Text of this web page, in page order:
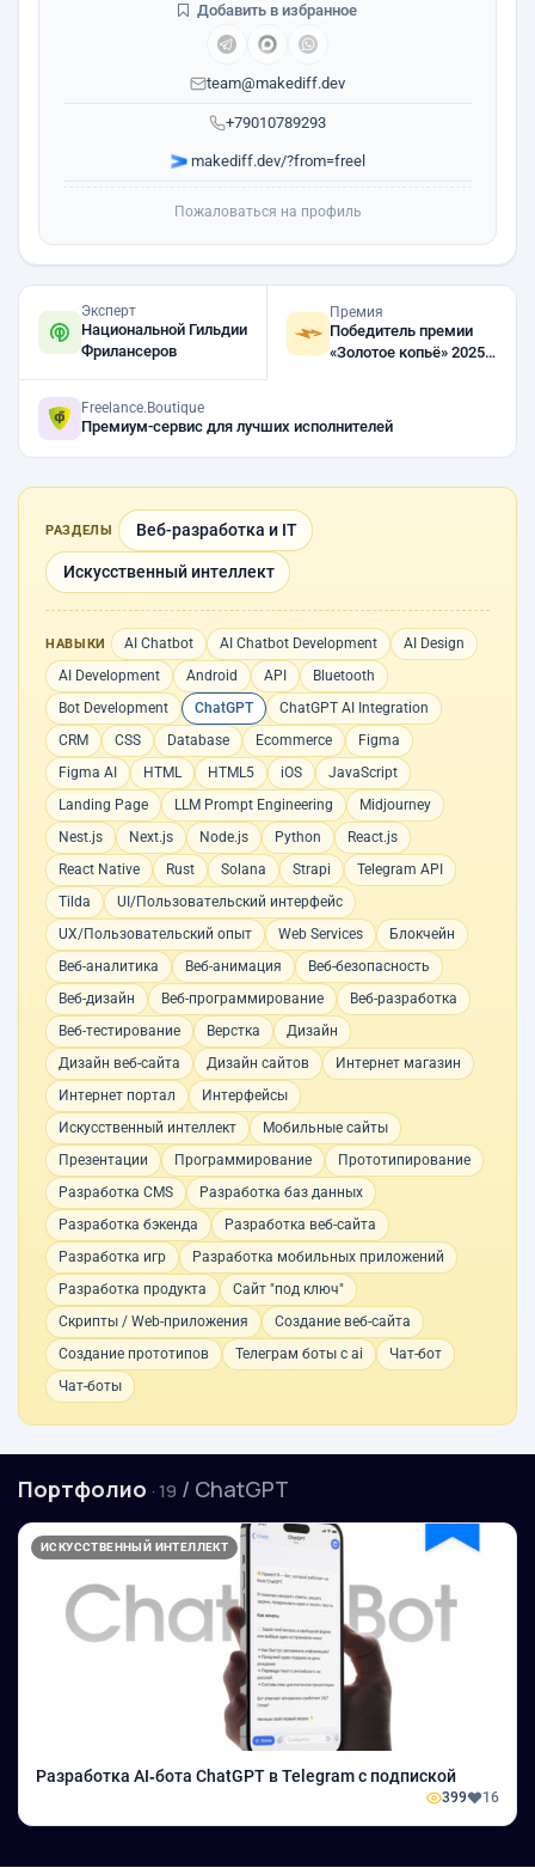
+79010789293
team@makediff.dev
makediff.dev/?from=freel
Добавить в избранное
Пожаловаться на профиль
Эксперт
Национальной Гильдии
Фрилансеров
Премия
Победитель премии
«Золотое копьё» 2025,
Freelance.Boutique
Премиум-сервис для лучших исполнителей
РАЗДЕЛЫ Веб-разработка и IT
Искусственный интеллект
НАВЫКИ AI Chatbot AI Chatbot Development
AI Design
AI Development
Android API
Bluetooth
Bot Development
ChatGPT
ChatGPT AI Integration
CRM
CSS Database Ecommerce
Figma
Figma AI
HTML HTML5 iOS
JavaScript
Landing Page
LLM Prompt Engineering
Midjourney
Nest.js
Next.js Node.js Python
React.js
React Native
Rust Solana Strapi
Telegram API
Tilda
UI/Пользовательский интерфейс
UX/Пользовательский опыт
Web Services
Блокчейн
Веб-аналитика
Веб-анимация
Веб-безопасность
Веб-дизайн
Веб-программирование
Веб-разработка
Веб-тестирование
Верстка
Дизайн
Дизайн веб-сайта
Дизайн сайтов
Интернет магазин
Интернет портал
Интерфейсы
Искусственный интеллект
Мобильные сайты
Презентации
Программирование
Прототипирование
Разработка CMS
Разработка баз данных
Разработка бэкенда
Разработка веб-сайта
Разработка игр
Разработка мобильных приложений
Разработка продукта
Сайт "под ключ"
Скрипты / Web-приложения
Создание веб-сайта
Создание прототипов
Телеграм боты с ai
Чат-бот
Чат-боты
Портфолио · 19 / ChatGPT
ИСКУССТВЕННЫЙ ИНТЕЛЛЕКТ
Разработка AI‑бота ChatGPT в Telegram с подпиской
399 16